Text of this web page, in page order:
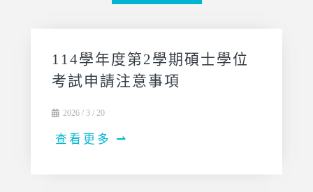
114學年度第2學期碩士學位
考試申請注意事項
2026 / 3 / 20
查看更多 ⇀